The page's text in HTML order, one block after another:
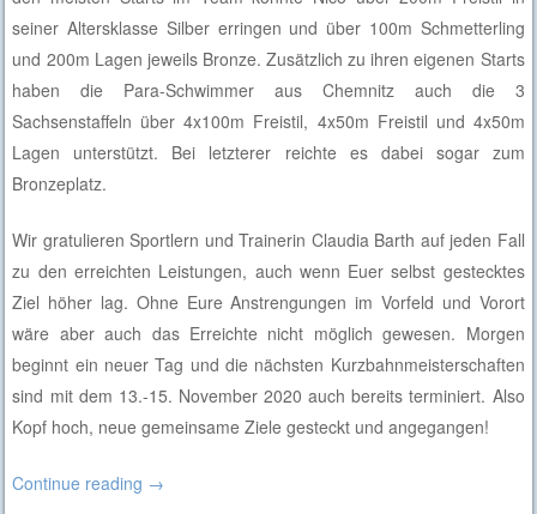
seiner Altersklasse Silber erringen und über 100m Schmetterling
und 200m Lagen jeweils Bronze. Zusätzlich zu ihren eigenen Starts
haben die Para-Schwimmer aus Chemnitz auch die 3
Sachsenstaffeln über 4x100m Freistil, 4x50m Freistil und 4x50m
Lagen unterstützt. Bei letzterer reichte es dabei sogar zum
Bronzeplatz.
Wir gratulieren Sportlern und Trainerin Claudia Barth auf jeden Fall
zu den erreichten Leistungen, auch wenn Euer selbst gestecktes
Ziel höher lag. Ohne Eure Anstrengungen im Vorfeld und Vorort
wäre aber auch das Erreichte nicht möglich gewesen. Morgen
beginnt ein neuer Tag und die nächsten Kurzbahnmeisterschaften
sind mit dem 13.-15. November 2020 auch bereits terminiert. Also
Kopf hoch, neue gemeinsame Ziele gesteckt und angegangen!
Continue reading →